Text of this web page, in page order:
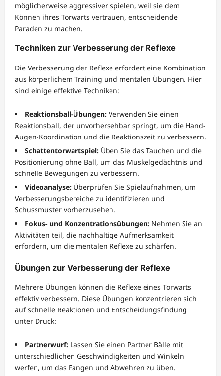
möglicherweise aggressiver spielen, weil sie dem
Können ihres Torwarts vertrauen, entscheidende
Paraden zu machen.
Techniken zur Verbesserung der Reflexe
Die Verbesserung der Reflexe erfordert eine Kombination
aus körperlichem Training und mentalen Übungen. Hier
sind einige effektive Techniken:
Reaktionsball-Übungen: Verwenden Sie einen
Reaktionsball, der unvorhersehbar springt, um die Hand-
Augen-Koordination und die Reaktionszeit zu verbessern.
Schattentorwartspiel: Üben Sie das Tauchen und die
Positionierung ohne Ball, um das Muskelgedächtnis und
schnelle Bewegungen zu verbessern.
Videoanalyse: Überprüfen Sie Spielaufnahmen, um
Verbesserungsbereiche zu identifizieren und
Schussmuster vorherzusehen.
Fokus- und Konzentrationsübungen: Nehmen Sie an
Aktivitäten teil, die nachhaltige Aufmerksamkeit
erfordern, um die mentalen Reflexe zu schärfen.
Übungen zur Verbesserung der Reflexe
Mehrere Übungen können die Reflexe eines Torwarts
effektiv verbessern. Diese Übungen konzentrieren sich
auf schnelle Reaktionen und Entscheidungsfindung
unter Druck:
Partnerwurf: Lassen Sie einen Partner Bälle mit
unterschiedlichen Geschwindigkeiten und Winkeln
werfen, um das Fangen und Abwehren zu üben.